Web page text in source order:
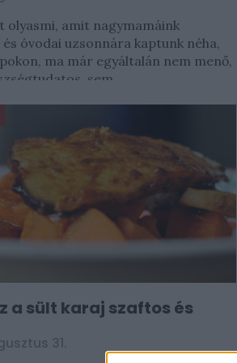
olyasmi, amit nagymamáink
óvodai uzsonnára kaptunk néha,
ma már egyáltalán nem menő,
sem...
a sült karaj szaftos és
31.